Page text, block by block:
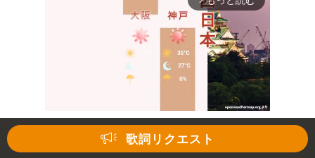
歌詞リクエスト